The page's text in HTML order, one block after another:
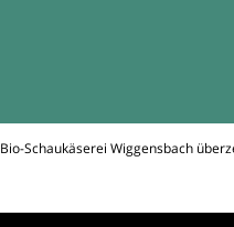
Bio-Schaukäserei Wiggensbach